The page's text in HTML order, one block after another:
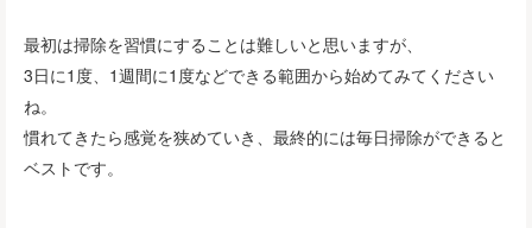
最初は掃除を習慣にすることは難しいと思いますが、
3日に1度、1週間に1度などできる範囲から始めてみてください
ね。
慣れてきたら感覚を狭めていき、最終的には毎日掃除ができると
ベストです。